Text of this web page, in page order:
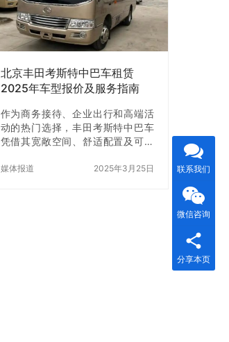
北京丰田考斯特中巴车租赁
2025年车型报价及服务指南
作为商务接待、企业出行和高端活
动的热门选择，丰田考斯特中巴车
凭借其宽敞空间、舒适配置及可靠
型。2025年，随着市场需求升级，
媒体报道 2025年3月25日 联系我们
微信咨询
分享本页